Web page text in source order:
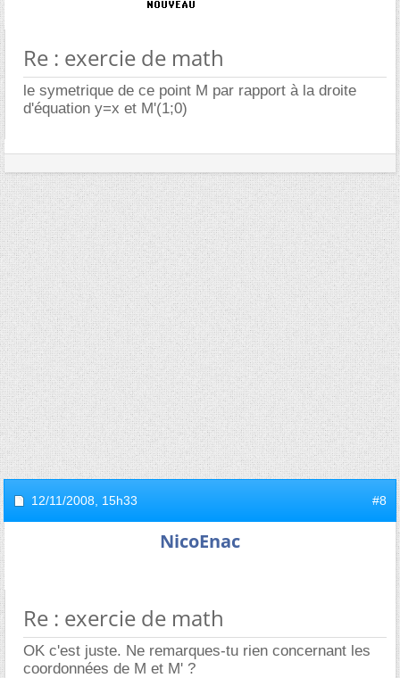
Re : exercie de math
le symetrique de ce point M par rapport à la droite
d'équation y=x et M'(1;0)
12/11/2008, 15h33 #8
NicoEnac
Re : exercie de math
OK c'est juste. Ne remarques-tu rien concernant les
coordonnées de M et M' ?